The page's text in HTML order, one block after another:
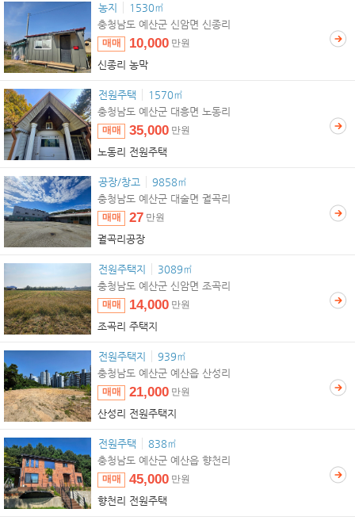
농지 1530㎡
신종리 농막
매매 10,000 만원
충청남도 예산군 신암면 신종리
전원주택 1570㎡
노동리 전원주택
매매 35,000 만원
충청남도 예산군 대흥면 노동리
공장/창고 9858㎡
궐곡리공장
매매 27 만원
충청남도 예산군 대술면 궐곡리
전원주택지 3089㎡
조곡리 주택지
매매 14,000 만원
충청남도 예산군 신암면 조곡리
전원주택지 939㎡
산성리 전원주택지
매매 21,000 만원
충청남도 예산군 예산읍 산성리
전원주택 838㎡
향천리 전원주택
매매 45,000 만원
충청남도 예산군 예산읍 향천리